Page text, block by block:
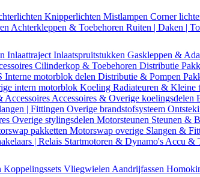
Knipperlichten Mistlampen Corner
Achterkleppen & Toebehoren Ruiten | Daken |
Inlaattraject Inlaatspruitstukken Gaskleppen &
Cilinderkop & Toebehoren Distributie
Interne motorblok delen Distributie & Pompen
intern motorblok Koeling Radiateuren & Kleine
Accessoires Accessoires & Overige koelingsdelen
| Fittingen Overige brandstofsysteem
Overige stylingsdelen Motorsteunen Steunen &
pakketten Motorswap overige Slangen &
| Relais Startmotoren & Dynamo's Accu &
Koppelingssets Vliegwielen Aandrijfassen